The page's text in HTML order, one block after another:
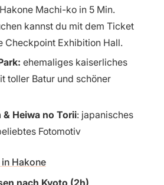
Machi-ko in 5 Min.
kannst du mit dem Ticket
Checkpoint Exhibition Hall.
ehemaliges kaiserliches
toller Batur und schöner
& Heiwa no Torii: japanisches
Fotomotiv
Hakone
nach Kyoto (2h)